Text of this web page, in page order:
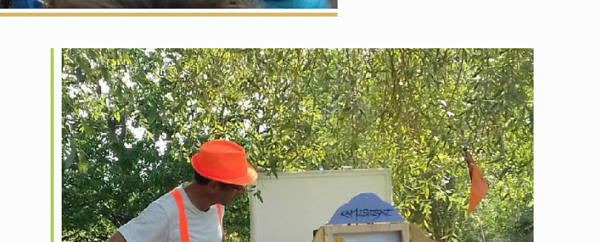
iCalendar Office 365 Outlook Live